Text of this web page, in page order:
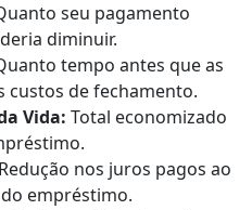
seu pagamento
diminuir.
tempo antes que as
custos de fechamento.
Vida: Total economizado
Redução nos juros pagos ao
empréstimo.